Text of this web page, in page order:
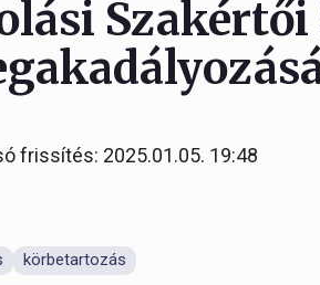
Szakértői
frissítés: 2025.01.05. 19:48
körbetartozás